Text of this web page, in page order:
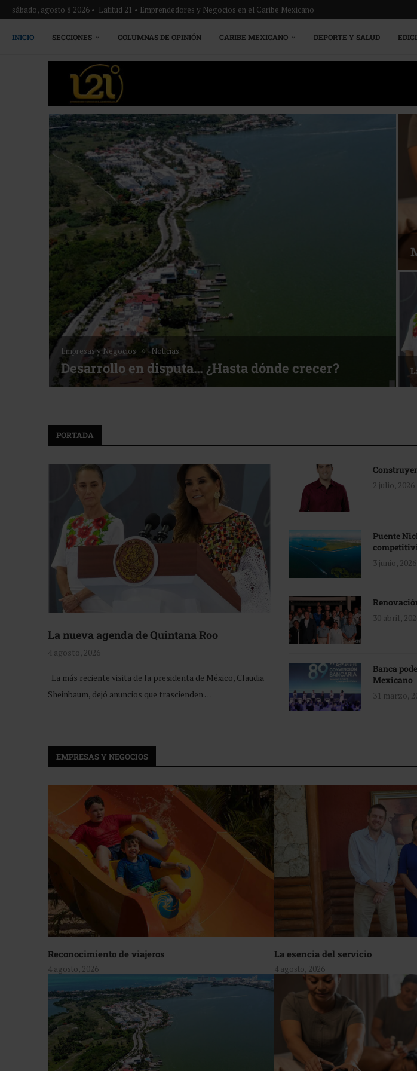
sábado, agosto 8 2026 • Latitud 21 • Emprendedores y Negocios en el Caribe Mexicano
INICIO SECCIONES COLUMNAS DE OPINIÓN CARIBE MEXICANO DEPORTE Y SALUD
Noticias
Bottega, un viaje servido a la mesa
PORTADA
La nueva agenda de Quintana Roo
4 agosto, 2026
La más reciente visita de la presidenta de México, Claudia
Sheinbaum, dejó anuncios que trascienden …
2 julio, 2026
Puente
3 junio, 2026
30 abril,
Banca
Mexicano
31 marzo,
EMPRESAS Y NEGOCIOS
Reconocimiento de viajeros
4 agosto, 2026
La esencia del servicio
4 agosto, 2026